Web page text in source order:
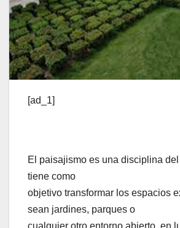
[ad_1]
El paisajismo es una disciplina
tiene como
objetivo transformar los espacios
sean jardines, parques o
cualquier otro entorno abierto, en